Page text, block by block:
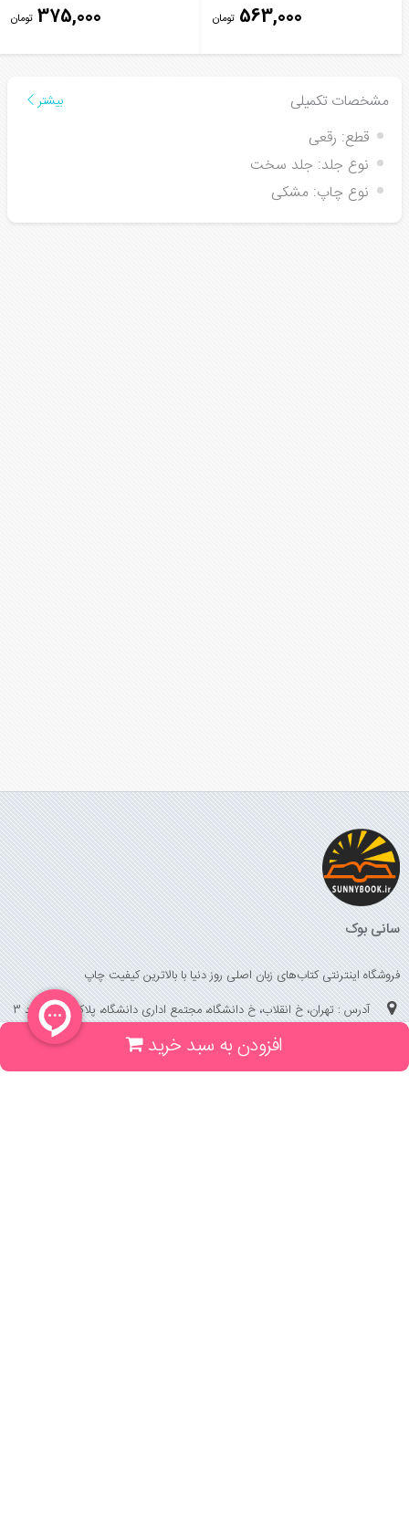
563,000 تومان 375,000 تومان
مشخصات تکمیلی بیشتر
قطع: رقعی
نوع جلد: جلد سخت
نوع چاپ: مشکی
افزودن به سبد خرید
سانی بوک
فروشگاه اینترنتی کتاب‌های زبان اصلی روز دنیا با بالاترین کیفیت چاپ
آدرس : تهران، خ انقلاب، خ دانشگاه، مجتمع اداری دانشگاه، پلاک 158 واحد 3
(جهت خرید حضوری، تلفنی ، پیگیری سفارشات سایت با شماره تلفن 02166175070
تماس حاصل فرمایید)